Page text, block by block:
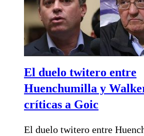
El duelo twitero entre
Huenchumilla y
críticas a Goic
El duelo twitero entre